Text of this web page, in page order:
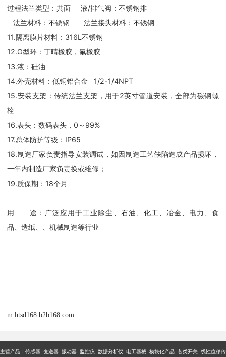
过程法兰类型：共面 液/排气阀：不锈钢排
法兰材料：不锈钢 法兰接头材料：不锈钢
11.隔离膜片材料：316L不锈钢
12.O型环：丁晴橡胶，氟橡胶
13.液：硅油
14.外壳材料：低铜铝合金 1/2-1/4NPT
15.安装支架：传统法兰支架，用于2英寸管道安装，全部为碳钢螺
栓
16.表头：数码表头，0～99%
17.总体防护等级：IP65
18.制造厂家负责指导安装调试，如因制造工艺缺陷造成产品损坏，
一年内制造厂家负责换或维修；
19.质保期：18个月
用 途：广泛应用于工业除尘、石油、化工、冶金、电力、食
品、造纸、、机械制造等行业
m.htsd168.b2b168.com
主营产品：传感器 变送器 振动器 监控仪 数据分析仪 电工器械 模块化产品 各类开关 线性位移传